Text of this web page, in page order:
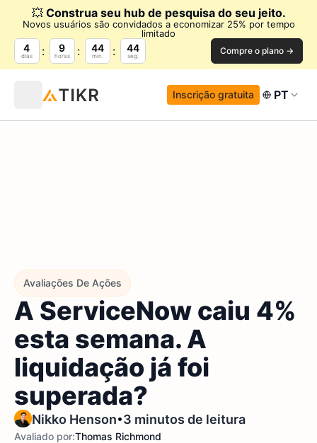
💥 Construa seu hub de pesquisa do seu jeito.
Novos usuários são convidados a economizar 25% por tempo
limitado
4
dias
9
horas
44
min.
43
seg. Compre o plano →
Inscrição gratuita PT
Avaliações De Ações
A ServiceNow caiu 4%
esta semana. A
liquidação já foi
superada?
Nikko Henson•3 minutos de leitura
Avaliado por:Thomas Richmond